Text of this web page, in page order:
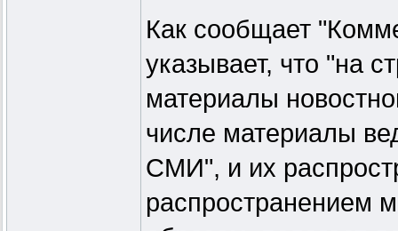
Как сообщает
указывает, что "на
материалы
числе материалы
СМИ", и их
распространением